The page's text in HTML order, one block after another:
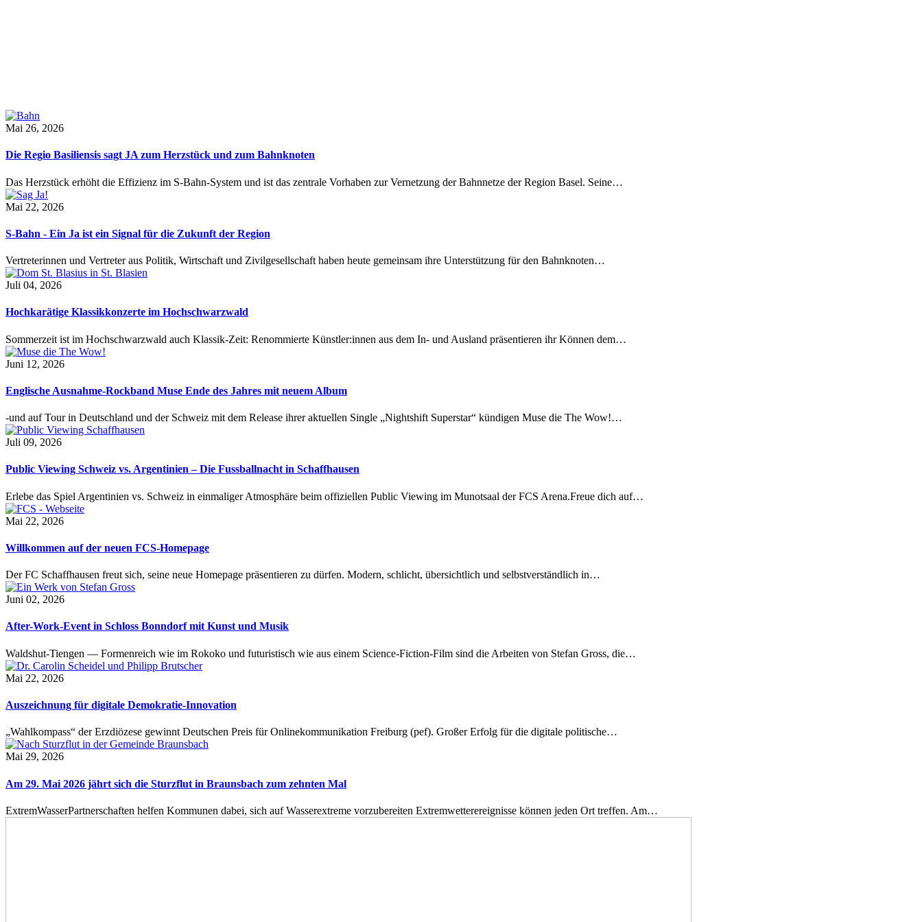
Mai 26, 2026
Die Regio Basiliensis sagt JA zum Herzstück und zum Bahnknoten
Das Herzstück erhöht die Effizienz im S-Bahn-System und ist das zentrale Vorhaben zur Vernetzung der Bahnnetze der Region Basel. Seine…
Mai 22, 2026
S-Bahn - Ein Ja ist ein Signal für die Zukunft der Region
Vertreterinnen und Vertreter aus Politik, Wirtschaft und Zivilgesellschaft haben heute gemeinsam ihre Unterstützung für den Bahnknoten…
Juli 04, 2026
Hochkarätige Klassikkonzerte im Hochschwarzwald
Sommerzeit ist im Hochschwarzwald auch Klassik-Zeit: Renommierte Künstler:innen aus dem In- und Ausland präsentieren ihr Können dem…
Juni 12, 2026
Englische Ausnahme-Rockband Muse Ende des Jahres mit neuem Album
-und auf Tour in Deutschland und der Schweiz mit dem Release ihrer aktuellen Single „Nightshift Superstar“ kündigen Muse die The Wow!…
Juli 09, 2026
Public Viewing Schweiz vs. Argentinien – Die Fussballnacht in Schaffhausen
Erlebe das Spiel Argentinien vs. Schweiz in einmaliger Atmosphäre beim offiziellen Public Viewing im Munotsaal der FCS Arena.Freue dich auf…
Mai 22, 2026
Willkommen auf der neuen FCS-Homepage
Der FC Schaffhausen freut sich, seine neue Homepage präsentieren zu dürfen. Modern, schlicht, übersichtlich und selbstverständlich in…
Juni 02, 2026
After-Work-Event in Schloss Bonndorf mit Kunst und Musik
Waldshut-Tiengen — Formenreich wie im Rokoko und futuristisch wie aus einem Science-Fiction-Film sind die Arbeiten von Stefan Gross, die…
Mai 22, 2026
Auszeichnung für digitale Demokratie-Innovation
„Wahlkompass“ der Erzdiözese gewinnt Deutschen Preis für Onlinekommunikation Freiburg (pef). Großer Erfolg für die digitale politische…
Mai 29, 2026
Am 29. Mai 2026 jährt sich die Sturzflut in Braunsbach zum zehnten Mal
ExtremWasserPartnerschaften helfen Kommunen dabei, sich auf Wasserextreme vorzubereiten Extremwetterereignisse können jeden Ort treffen. Am…